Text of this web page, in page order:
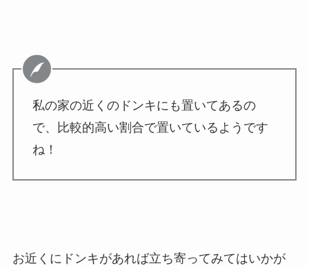
私の家の近くのドンキにも置いてあるの
で、比較的高い割合で置いているようです
ね！
お近くにドンキがあれば立ち寄ってみてはいかが